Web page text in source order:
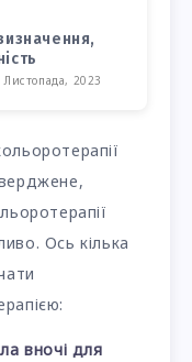
Листопада, 2023
Ось кілька
вночі для